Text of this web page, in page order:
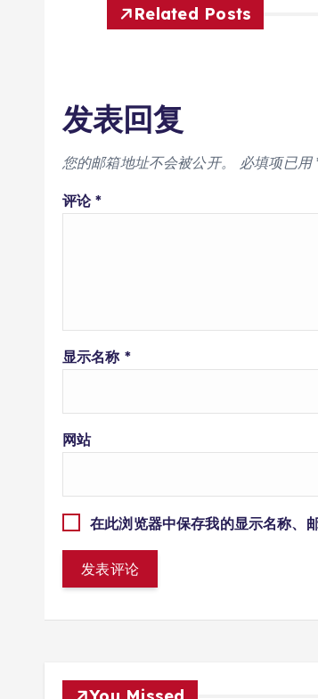
Related Posts
发表回复
您的邮箱地址不会被公开。 必填项已用
评论*
显示名称 *
网站
在此浏览器中保存我的显示名称、